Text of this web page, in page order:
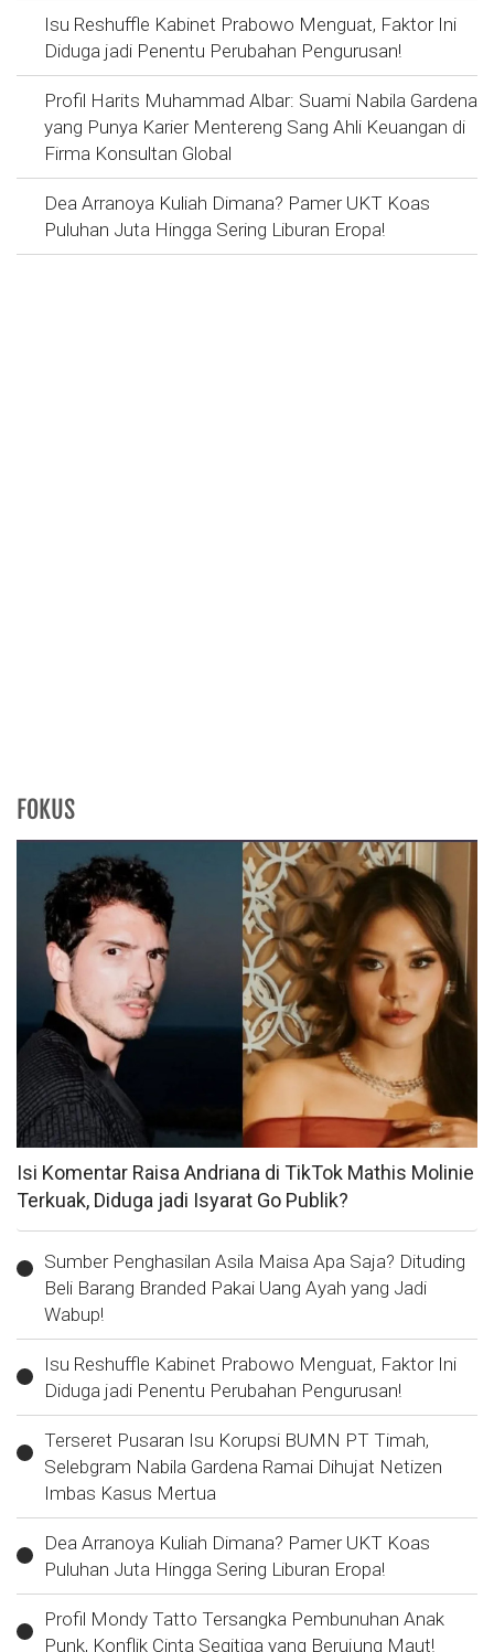
Isu Reshuffle Kabinet Prabowo Menguat, Faktor Ini
Diduga jadi Penentu Perubahan Pengurusan!
Profil Harits Muhammad Albar: Suami Nabila Gardena
yang Punya Karier Mentereng Sang Ahli Keuangan di
Firma Konsultan Global
Dea Arranoya Kuliah Dimana? Pamer UKT Koas
Puluhan Juta Hingga Sering Liburan Eropa!
FOKUS
Isi Komentar Raisa Andriana di TikTok Mathis Molinie
Terkuak, Diduga jadi Isyarat Go Publik?
Sumber Penghasilan Asila Maisa Apa Saja? Dituding
Beli Barang Branded Pakai Uang Ayah yang Jadi
Wabup!
Isu Reshuffle Kabinet Prabowo Menguat, Faktor Ini
Diduga jadi Penentu Perubahan Pengurusan!
Terseret Pusaran Isu Korupsi BUMN PT Timah,
Selebgram Nabila Gardena Ramai Dihujat Netizen
Imbas Kasus Mertua
Dea Arranoya Kuliah Dimana? Pamer UKT Koas
Puluhan Juta Hingga Sering Liburan Eropa!
Profil Mondy Tatto Tersangka Pembunuhan Anak
Punk, Konflik Cinta Segitiga yang Berujung Maut!